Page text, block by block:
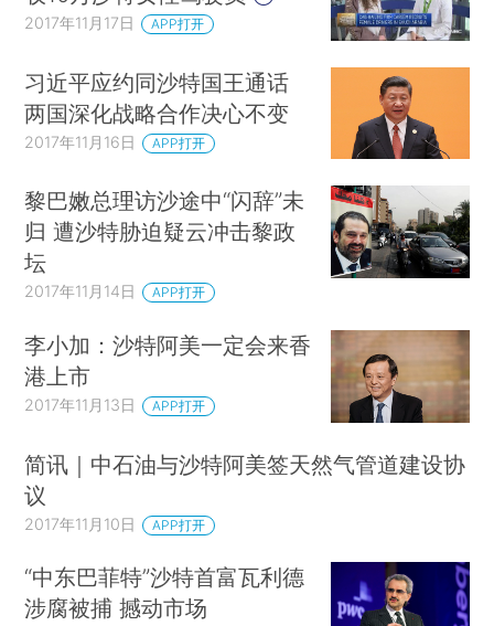
2017年11月17日 APP打开
习近平应约同沙特国王通话
两国深化战略合作决心不变
2017年11月16日 APP打开
黎巴嫩总理访沙途中“闪辞”未
归 遭沙特胁迫疑云冲击黎政
坛
2017年11月14日 APP打开
李小加：沙特阿美一定会来香
港上市
2017年11月13日 APP打开
简讯｜中石油与沙特阿美签天然气管道建设协
议
2017年11月10日 APP打开
“中东巴菲特”沙特首富瓦利德
涉腐被捕 撼动市场